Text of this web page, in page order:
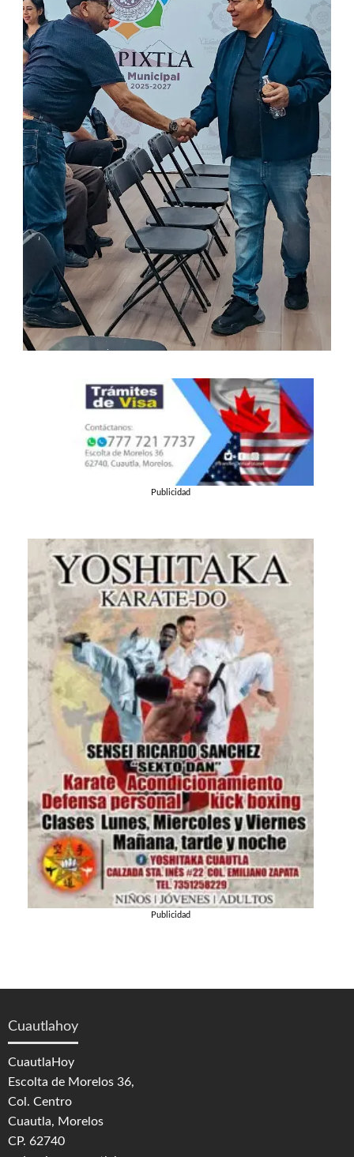
Publicidad
Publicidad
Cuautlahoy
CuautlaHoy
Escolta de Morelos 36,
Col. Centro
Cuautla, Morelos
CP. 62740